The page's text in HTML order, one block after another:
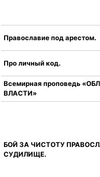
Православие под арестом.
Про личный код.
Всемирная проповедь
ВЛАСТИ»
БОЙ ЗА ЧИСТОТУ
СУДИЛИЩЕ.